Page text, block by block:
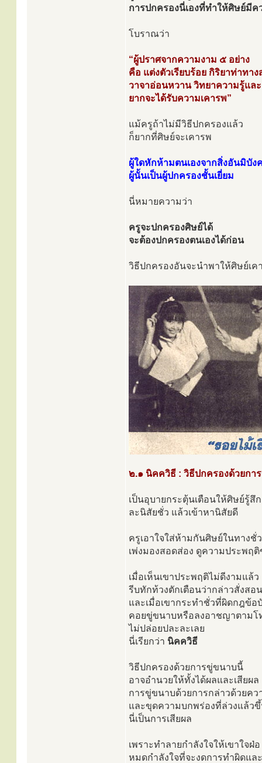
การปกครองนี่เองที่ทำให้ศิษย์มีค
โบราณว่า
“ผู้ปราศจากความงาม ๕ อย่าง
คือ แต่งตัวเรียบร้อย กิริยาท่าทาง
วาจาอ่อนหวาน วิทยาความรู้แล
ยากจะได้รับความเคารพ”
แม้ครูถ้าไม่มีวิธีปกครองแล้ว
ก็ยากที่ศิษย์จะเคารพ
ผู้ใดหักห้ามตนเองจากสิ่งอันมิบัง
ผู้นั้นเป็นผู้ปกครองชั้นเยี่ยม
นี่หมายความว่า
ครูจะปกครองศิษย์ได้
จะต้องปกครองตนเองได้ก่อน
วิธีปกครองอันจะนำพาให้ศิษย์เ
๒.๑ นิคควิธี : วิธีปกครองด้วยกา
เป็นอุบายกระตุ้นเตือนให้ศิษย์รู้สึ
ละนิสัยชั่ว แล้วเข้าหานิสัยดี
ครูเอาใจใส่ห้ามกันศิษย์ในทางชั่
เพ่งมองสอดส่อง ดูความประพฤ
เมื่อเห็นเขาประพฤติไม่ดีงามแล้ว
รีบทักท้วงตักเตือนว่ากล่าวสั่งสอน
และเมื่อเขากระทำชั่วที่ผิดกฎข้อ
คอยขู่ขนาบหรือลงอาชญาตาม
ไม่ปล่อยปละละเลย
นี่เรียกว่า นิคควิธี
วิธีปกครองด้วยการขู่ขนาบนี้
อาจอำนวยให้ทั้งได้ผลและเสียผล
การขู่ขนาบด้วยการกล่าวด้วยคว
และขุดความบกพร่องที่ล่วงแล้ว
นี่เป็นการเสียผล
เพราะทำลายกำลังใจให้เขาใจฝ่อ
หมดกำลังใจที่จะงดการทำผิดแล